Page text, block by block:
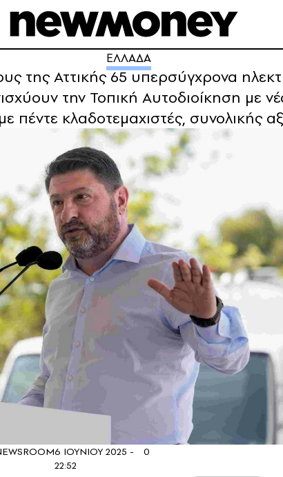
ΕΛΛΑΔΑ
της Αττικής 65 υπερσύγχρονα
την Τοπική Αυτοδιοίκηση με
πέντε κλαδοτεμαχιστές, συνολικής
6 ΙΟΥΝΙΟΥ 2025 -
22:52
0